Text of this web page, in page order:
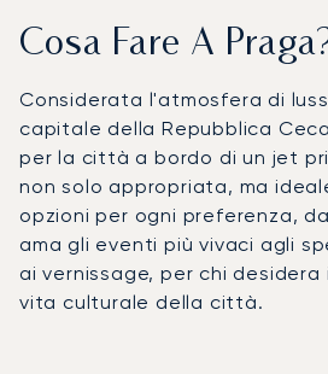
Cosa Fare A
Considerata l'atmosfera di
capitale della Repubblica
per la città a bordo di un jet
non solo appropriata, ma
opzioni per ogni preferenza,
ama gli eventi più vivaci agli
ai vernissage, per chi desidera
vita culturale della città.